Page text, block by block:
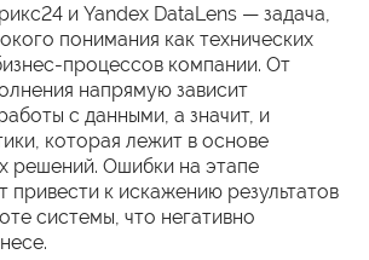
и Yandex DataLens — задача,
понимания как технических
процессов компании. От
напрямую зависит
с данными, а значит, и
которая лежит в основе
решений. Ошибки на этапе
привести к искажению результатов
системы, что негативно